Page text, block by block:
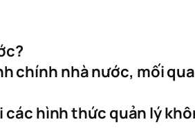
chính nhà nước, mối
các hình thức quản lý